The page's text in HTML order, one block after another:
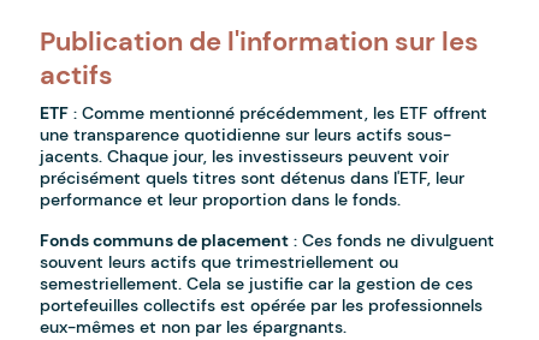
Publication de l'information sur les
actifs
ETF : Comme mentionné précédemment, les ETF offrent
une transparence quotidienne sur leurs actifs sous-
jacents. Chaque jour, les investisseurs peuvent voir
précisément quels titres sont détenus dans l'ETF, leur
performance et leur proportion dans le fonds.
Fonds communs de placement : Ces fonds ne divulguent
souvent leurs actifs que trimestriellement ou
semestriellement. Cela se justifie car la gestion de ces
portefeuilles collectifs est opérée par les professionnels
eux-mêmes et non par les épargnants.